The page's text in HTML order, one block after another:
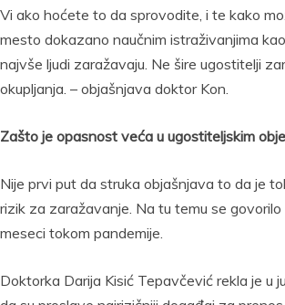
Vi ako hoćete to da sprovodite, i te kako
mesto dokazano naučnim istraživanjima
najvše ljudi zaražavaju. Ne šire ugostitelji
okupljanja. – objašnjava doktor Kon.
Zašto je opasnost veća u ugostiteljskim
Nije prvi put da struka objašnjava to da je
rizik za zaražavanje. Na tu temu se
meseci tokom pandemije.
Doktorka Darija Kisić Tepavčević rekla je u